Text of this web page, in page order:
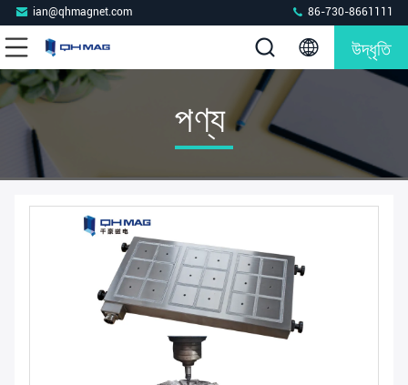
ian@qhmagnet.com 86-730-8661111
উদ্ধৃতি
পণ্য